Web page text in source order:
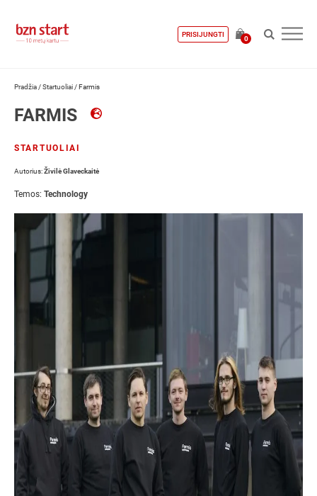
PRISIJUNGTI
0
Pradžia /Startuoliai /Farmis
FARMIS
STARTUOLIAI
Autorius:Živilė Glaveckaitė
Temos: Technology